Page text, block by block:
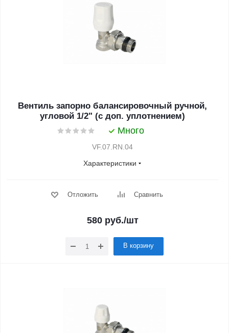
Вентиль запорно балансировочный ручной,
угловой 1/2" (с доп. уплотнением)
Много
VF.07.RN.04
Характеристики
Отложить Сравнить
580 руб./шт
В корзину